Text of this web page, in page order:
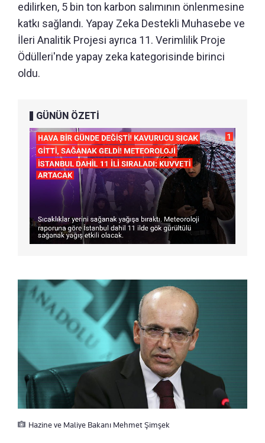
edilirken, 5 bin ton karbon salımının önlenmesine
katkı sağlandı. Yapay Zeka Destekli Muhasebe ve
İleri Analitik Projesi ayrıca 11. Verimlilik Proje
Ödülleri'nde yapay zeka kategorisinde birinci
oldu.
GÜNÜN ÖZETİ
Hazine ve Maliye Bakanı Mehmet Şimşek